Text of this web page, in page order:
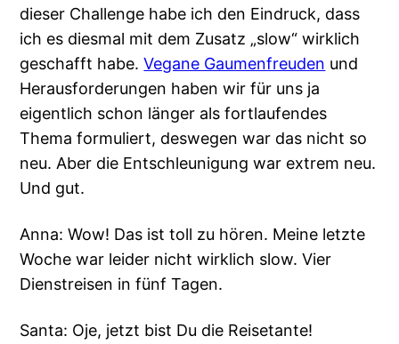
dieser Challenge habe ich den Eindruck, dass
ich es diesmal mit dem Zusatz „slow“ wirklich
geschafft habe.Vegane Gaumenfreuden und
Herausforderungen haben wir für uns ja
eigentlich schon länger als fortlaufendes
Thema formuliert, deswegen war das nicht so
neu. Aber die Entschleunigung war extrem neu.
Und gut.
Anna: Wow! Das ist toll zu hören. Meine letzte
Woche war leider nicht wirklich slow. Vier
Dienstreisen in fünf Tagen.
Santa: Oje, jetzt bist Du die Reisetante!